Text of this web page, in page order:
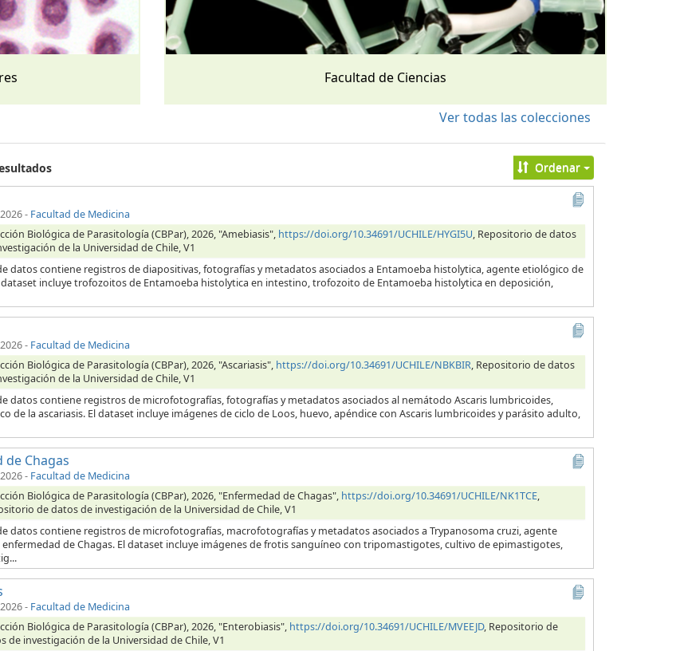
Facultad de Ciencias
Ver todas las colecciones
Ordenar
- Facultad de Medicina
Biológica de Parasitología (CBPar), 2026, "Amebiasis", https://doi.org/10.34691/UCHILE/HYGI5U, Repositorio de datos
de la Universidad de Chile, V1
datos contiene registros de diapositivas, fotografías y metadatos asociados a Entamoeba histolytica, agente etiológico de
dataset incluye trofozoitos de Entamoeba histolytica en intestino, trofozoito de Entamoeba histolytica en deposición,
- Facultad de Medicina
Biológica de Parasitología (CBPar), 2026, "Ascariasis", https://doi.org/10.34691/UCHILE/NBKBIR, Repositorio de datos
de la Universidad de Chile, V1
datos contiene registros de microfotografías, fotografías y metadatos asociados al nemátodo Ascaris lumbricoides,
de la ascariasis. El dataset incluye imágenes de ciclo de Loos, huevo, apéndice con Ascaris lumbricoides y parásito adulto,
de Chagas
- Facultad de Medicina
Biológica de Parasitología (CBPar), 2026, "Enfermedad de Chagas", https://doi.org/10.34691/UCHILE/NK1TCE,
de datos de investigación de la Universidad de Chile, V1
datos contiene registros de microfotografías, macrofotografías y metadatos asociados a Trypanosoma cruzi, agente
de Chagas. El dataset incluye imágenes de frotis sanguíneo con tripomastigotes, cultivo de epimastigotes,
- Facultad de Medicina
Biológica de Parasitología (CBPar), 2026, "Enterobiasis", https://doi.org/10.34691/UCHILE/MVEEJD, Repositorio de
de investigación de la Universidad de Chile, V1